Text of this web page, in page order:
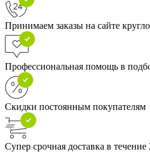
Принимаем заказы на сайте
Профессиональная помощь в
Скидки постоянным покупателям
Супер срочная доставка в течение